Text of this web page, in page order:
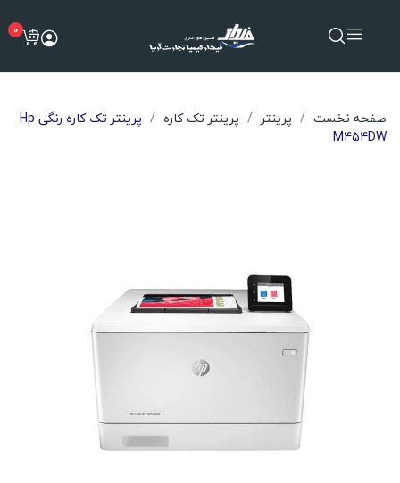
0
صفحه نخست پرینتر پرینتر تک کاره
پرینتر تک کاره رنگی Hp
M454DW